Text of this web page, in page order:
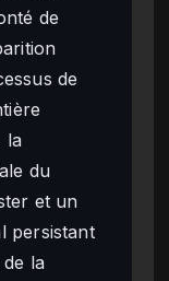
de
de
la
du
et un
persistant
la